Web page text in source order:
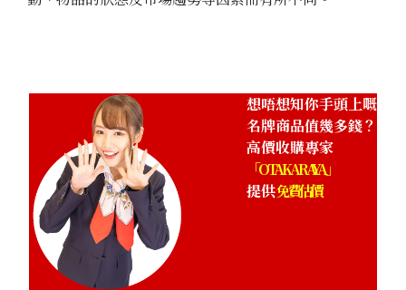
參考回收價
想唔想知你手頭上嘅
名牌商品值幾多錢？
高價收購專家
「OTAKARAYA」
提供免費估價